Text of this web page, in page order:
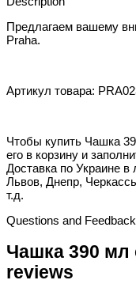
Предлагаем вашему
Praha.
Артикул товара:
Чтобы купить Чашка
его в корзину и
Доставка по Украине
Львов, Днепр,
т.д.
Questions and Feedback
Чашка 390 мл
reviews